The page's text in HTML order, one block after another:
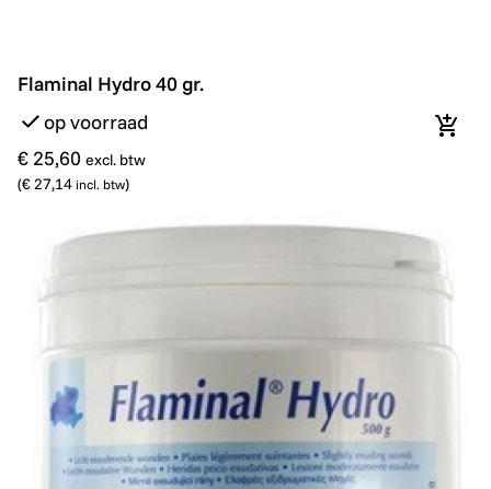
Flaminal Hydro 40 gr.
Flaminal Hydro 40 gr.
op voorraad
€ 25,60 excl. btw
(€ 27,14 incl. btw)
In